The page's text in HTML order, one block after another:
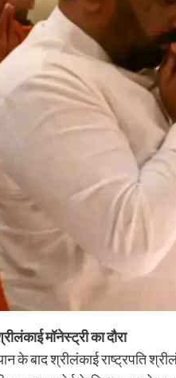
मॉनेस्ट्री का दौरा
के बाद श्रीलंकाई राष्ट्रपति